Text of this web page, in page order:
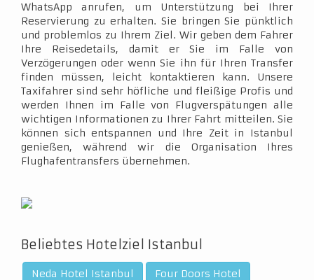
WhatsApp anrufen, um Unterstützung bei Ihrer
Reservierung zu erhalten. Sie bringen Sie pünktlich
und problemlos zu Ihrem Ziel. Wir geben dem Fahrer
Ihre Reisedetails, damit er Sie im Falle von
Verzögerungen oder wenn Sie ihn für Ihren Transfer
finden müssen, leicht kontaktieren kann. Unsere
Taxifahrer sind sehr höfliche und fleißige Profis und
werden Ihnen im Falle von Flugverspätungen alle
wichtigen Informationen zu Ihrer Fahrt mitteilen. Sie
können sich entspannen und Ihre Zeit in Istanbul
genießen, während wir die Organisation Ihres
Flughafentransfers übernehmen.
Beliebtes Hotelziel Istanbul
Neda Hotel Istanbul Four Doors Hotel